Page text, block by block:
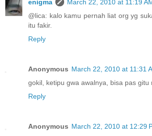
enigma
March 22, 2010 at 11:19
@lica: kalo kamu pernah liat org yg
itu fakir.
Reply
Anonymous March 22, 2010 at 11:31
gokil, ketipu gwa awalnya, bisa pas gitu
Reply
Anonymous March 22, 2010 at 12:29